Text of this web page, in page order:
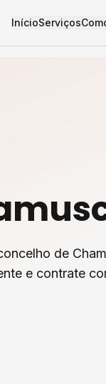
InícioServiços
de
e contrate